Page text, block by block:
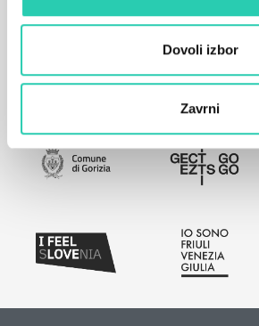
Dovoli izbor
Zavrni